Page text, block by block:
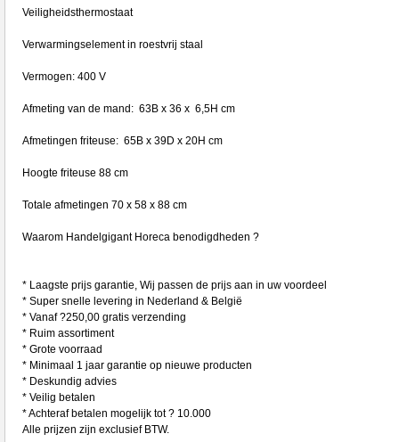
Veiligheidsthermostaat
Verwarmingselement in roestvrij staal
Vermogen: 400 V
Afmeting van de mand: 63B x 36 x 6,5H cm
Afmetingen friteuse: 65B x 39D x 20H cm
Hoogte friteuse 88 cm
Totale afmetingen 70 x 58 x 88 cm
Waarom Handelgigant Horeca benodigdheden ?
* Laagste prijs garantie, Wij passen de prijs aan in uw voordeel
* Super snelle levering in Nederland & België
* Vanaf ?250,00 gratis verzending
* Ruim assortiment
* Grote voorraad
* Minimaal 1 jaar garantie op nieuwe producten
* Deskundig advies
* Veilig betalen
* Achteraf betalen mogelijk tot ? 10.000
Alle prijzen zijn exclusief BTW.